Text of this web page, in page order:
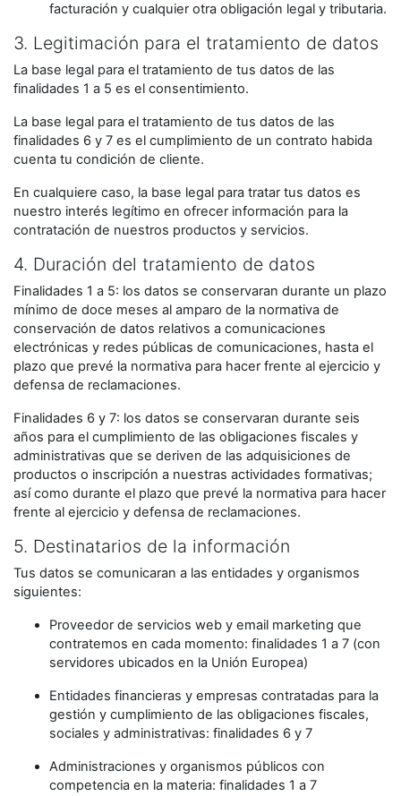
facturación y cualquier otra obligación legal y tributaria.
3. Legitimación para el tratamiento de datos
La base legal para el tratamiento de tus datos de las
finalidades 1 a 5 es el consentimiento.
La base legal para el tratamiento de tus datos de las
finalidades 6 y 7 es el cumplimiento de un contrato habida
cuenta tu condición de cliente.
En cualquiere caso, la base legal para tratar tus datos es
nuestro interés legítimo en ofrecer información para la
contratación de nuestros productos y servicios.
4. Duración del tratamiento de datos
Finalidades 1 a 5: los datos se conservaran durante un plazo
mínimo de doce meses al amparo de la normativa de
conservación de datos relativos a comunicaciones
electrónicas y redes públicas de comunicaciones, hasta el
plazo que prevé la normativa para hacer frente al ejercicio y
defensa de reclamaciones.
Finalidades 6 y 7: los datos se conservaran durante seis
años para el cumplimiento de las obligaciones fiscales y
administrativas que se deriven de las adquisiciones de
productos o inscripción a nuestras actividades formativas;
así como durante el plazo que prevé la normativa para hacer
frente al ejercicio y defensa de reclamaciones.
5. Destinatarios de la información
Tus datos se comunicaran a las entidades y organismos
siguientes:
Proveedor de servicios web y email marketing que
contratemos en cada momento: finalidades 1 a 7 (con
servidores ubicados en la Unión Europea)
Entidades financieras y empresas contratadas para la
gestión y cumplimiento de las obligaciones fiscales,
sociales y administrativas: finalidades 6 y 7
Administraciones y organismos públicos con
competencia en la materia: finalidades 1 a 7